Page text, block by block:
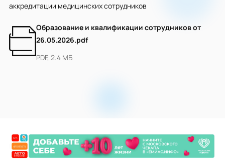
аккредитации медицинских сотрудников
Образование и квалификации сотрудников от
26.05.2026.pdf
PDF, 2.4 МБ